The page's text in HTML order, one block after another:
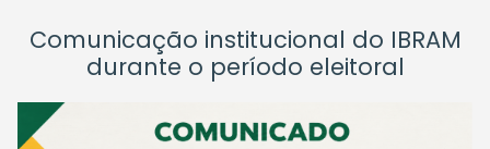
Comunicação institucional do IBRAM
durante o período eleitoral